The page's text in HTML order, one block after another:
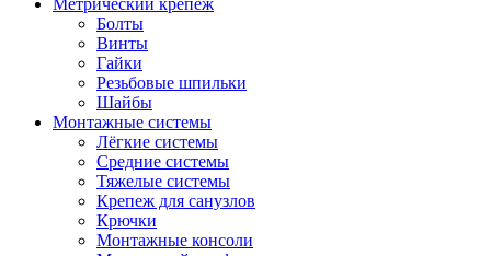
Метрический крепеж
Болты
Винты
Гайки
Резьбовые шпильки
Шайбы
Монтажные системы
Лёгкие системы
Средние системы
Тяжелые системы
Крепеж для санузлов
Крючки
Монтажные консоли